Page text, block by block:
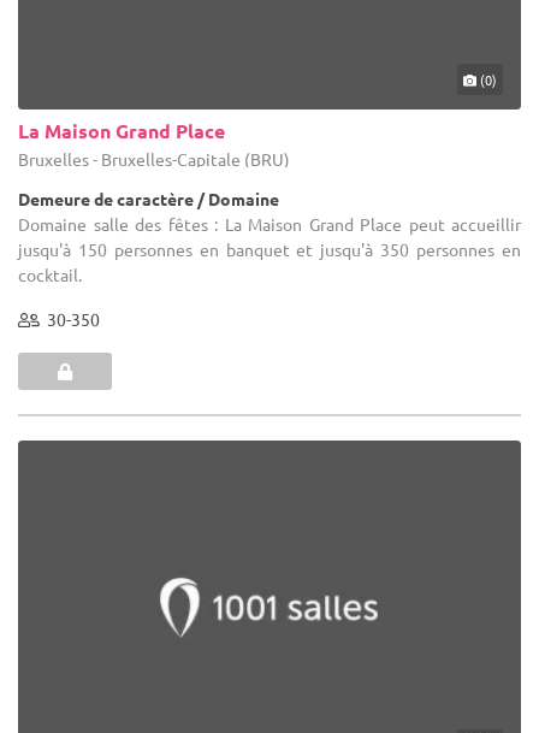
(0)
La Maison Grand Place
Bruxelles - Bruxelles-Capitale (BRU)
Demeure de caractère / Domaine
Domaine salle des fêtes : La Maison Grand Place peut accueillir
jusqu'à 150 personnes en banquet et jusqu'à 350 personnes en
cocktail.
30-350